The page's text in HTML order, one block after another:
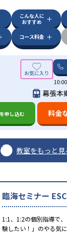
こんな人に
おすすめ
コース料金
幕張本
を申し込む 料金
教室をもっと見
臨海セミナー
1:1、1:2の個別指導で
験したい！」のやる気